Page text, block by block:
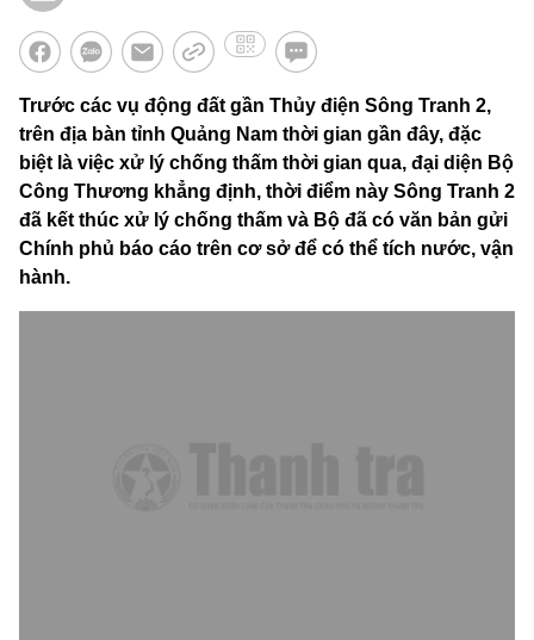
Trước các vụ động đất gần Thủy điện Sông Tranh 2,
trên địa bàn tỉnh Quảng Nam thời gian gần đây, đặc
biệt là việc xử lý chống thấm thời gian qua, đại diện Bộ
Công Thương khẳng định, thời điểm này Sông Tranh 2
đã kết thúc xử lý chống thấm và Bộ đã có văn bản gửi
Chính phủ báo cáo trên cơ sở để có thể tích nước, vận
hành.